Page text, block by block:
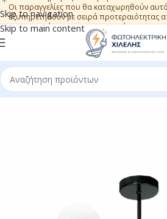
Skip to navigation
Skip to main content
Οι παραγγελίες που θα καταχωρηθούν
εξυπηρετηθούν με σειρά προτεραιότητας
ευχαριστούμε για την εμπιστοσύνη.